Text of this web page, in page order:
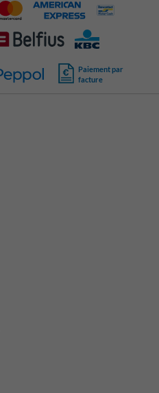
Paiement par
facture